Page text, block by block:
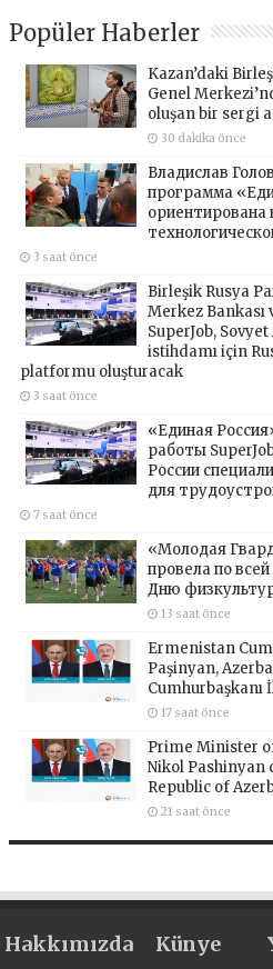
Popüler Haberler
Kazan’daki
Genel
oluşan bir sergi
30 dakika önce
Владислав
программа
ориентирована
3 saat önce
Birleşik Rusya
Merkez
SuperJob,
istihdamı için
platformu oluşturacak
3 saat önce
«Единая
работы
России
для
7 saat önce
«Молодая
провела по
Дню
13 saat önce
Ermenistan
Paşinyan,
Cumhurbaşkanı
17 saat önce
Prime Minister
Nikol Pashinyan
Republic of
21 saat önce
Hakkımızda Künye